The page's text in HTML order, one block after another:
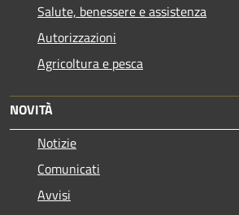
Salute, benessere e assistenza
Autorizzazioni
Agricoltura e pesca
NOVITÀ
Notizie
Comunicati
Avvisi